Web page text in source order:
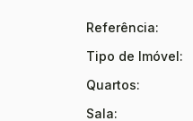
- Playground
- Sauna
Referência:
Tipo de Imóvel:
Quartos:
Sala: